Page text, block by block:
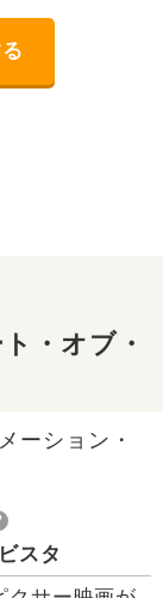
・オブ・
スタ